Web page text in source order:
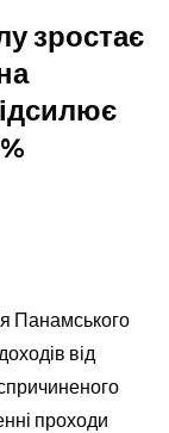
зростає
Панамського
від
проходи